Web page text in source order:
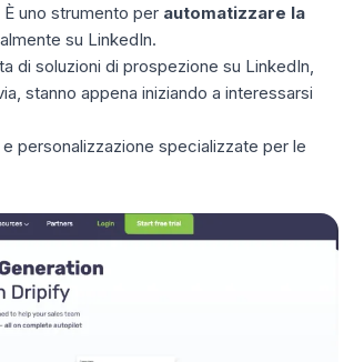
uno strumento per automatizzare la
su LinkedIn.
di soluzioni di prospezione su LinkedIn,
stanno appena iniziando a interessarsi
personalizzazione specializzate per le